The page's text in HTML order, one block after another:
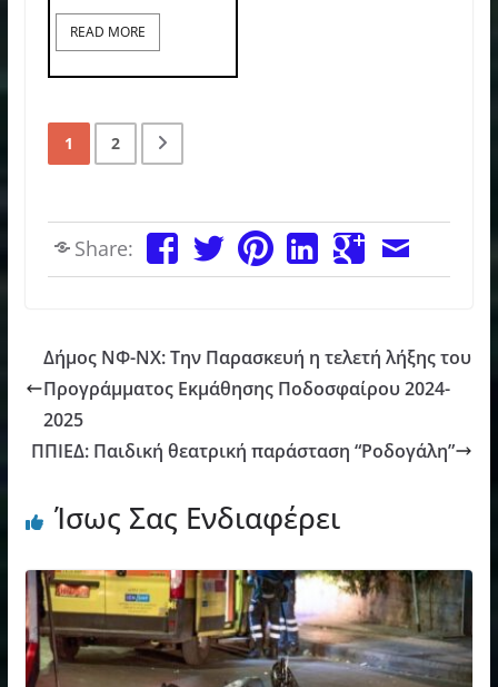
READ MORE
1 2
Share:
Δήμος ΝΦ-ΝΧ: Την Παρασκευή η τελετή λήξης του
Προγράμματος Εκμάθησης Ποδοσφαίρου 2024-
2025
ΠΠΙΕΔ: Παιδική θεατρική παράσταση “Ροδογάλη”
Ίσως Σας Ενδιαφέρει